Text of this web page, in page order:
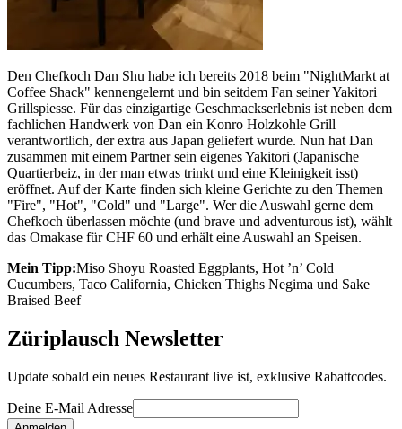
Den Chefkoch Dan Shu habe ich bereits 2018 beim "NightMarkt at
Coffee Shack" kennengelernt und bin seitdem Fan seiner Yakitori
Grillspiesse. Für das einzigartige Geschmackserlebnis ist neben dem
fachlichen Handwerk von Dan ein Konro Holzkohle Grill
verantwortlich, der extra aus Japan geliefert wurde. Nun hat Dan
zusammen mit einem Partner sein eigenes Yakitori (Japanische
Quartierbeiz, in der man etwas trinkt und eine Kleinigkeit isst)
eröffnet. Auf der Karte finden sich kleine Gerichte zu den Themen
"Fire", "Hot", "Cold" und "Large". Wer die Auswahl gerne dem
Chefkoch überlassen möchte (und brave und adventurous ist), wählt
das Omakase für CHF 60 und erhält eine Auswahl an Speisen.
Mein Tipp:Miso Shoyu Roasted Eggplants, Hot ’n’ Cold
Cucumbers, Taco California, Chicken Thighs Negima und Sake
Braised Beef
Züriplausch Newsletter
Update sobald ein neues Restaurant live ist, exklusive Rabattcodes.
Deine E-Mail Adresse